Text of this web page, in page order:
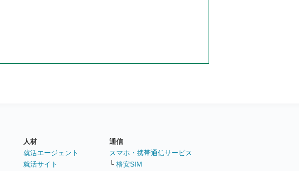
人材
就活エージェント
就活サイト
通信
スマホ・携帯通信サービス
└ 格安SIM